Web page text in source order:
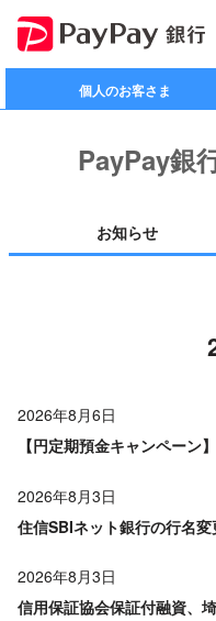
個人のお客さま
PayPay銀
お知らせ
2026年8月6日
【円定期預金キャンペーン
2026年8月3日
住信SBIネット銀行の行名変
2026年8月3日
信用保証協会保証付融資、